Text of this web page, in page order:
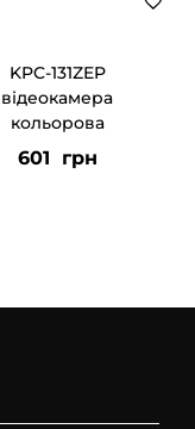
KPC-131ZEP
відеокамера
кольорова
601 грн